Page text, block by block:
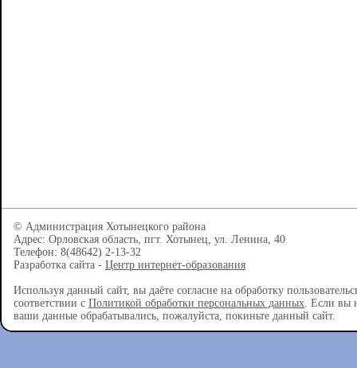
© Администрация Хотынецкого района
Адрес: Орловская область, пгт. Хотынец, ул. Ленина, 40
Телефон: 8(48642) 2-13-32
Разработка сайта - Центр интернет-образования
Используя данный сайт, вы даёте согласие на обработку
соответствии с Политикой обработки персональных данных. Если вы
ваши данные обрабатывались, пожалуйста, покиньте данный сайт.